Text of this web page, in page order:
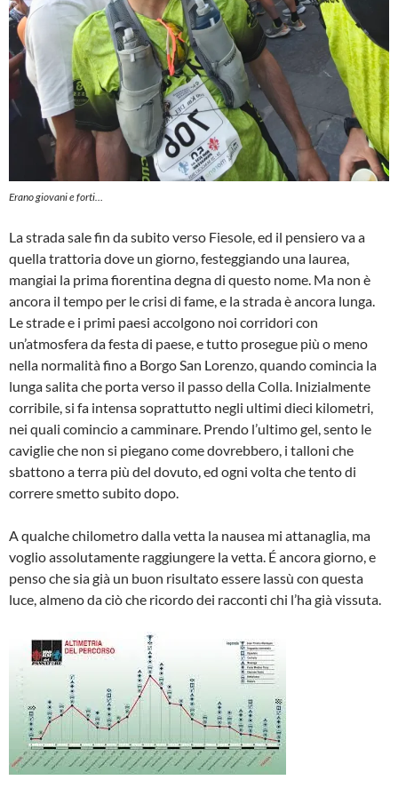
Erano giovani e forti…
La strada sale fin da subito verso Fiesole, ed il pensiero va a
quella trattoria dove un giorno, festeggiando una laurea,
mangiai la prima fiorentina degna di questo nome. Ma non è
ancora il tempo per le crisi di fame, e la strada è ancora lunga.
Le strade e i primi paesi accolgono noi corridori con
un’atmosfera da festa di paese, e tutto prosegue più o meno
nella normalità fino a Borgo San Lorenzo, quando comincia la
lunga salita che porta verso il passo della Colla. Inizialmente
corribile, si fa intensa soprattutto negli ultimi dieci kilometri,
nei quali comincio a camminare. Prendo l’ultimo gel, sento le
caviglie che non si piegano come dovrebbero, i talloni che
sbattono a terra più del dovuto, ed ogni volta che tento di
correre smetto subito dopo.
A qualche chilometro dalla vetta la nausea mi attanaglia, ma
voglio assolutamente raggiungere la vetta. É ancora giorno, e
penso che sia già un buon risultato essere lassù con questa
luce, almeno da ciò che ricordo dei racconti chi l’ha già vissuta.